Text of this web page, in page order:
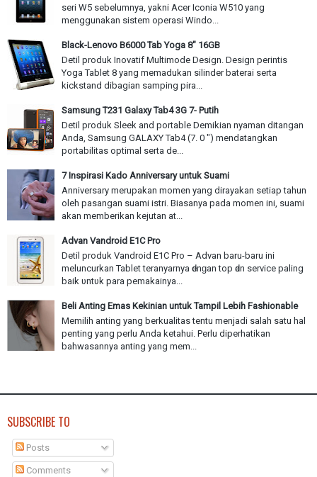
seri W5 sebelumnya, yakni Acer Iconia W510 yang
menggunakan sistem operasi Windo...
Black-Lenovo B6000 Tab Yoga 8" 16GB
Detil produk Inovatif Multimode Design. Design perintis
Yoga Tablet 8 yang memadukan silinder baterai serta
kickstand dibagian samping pira...
Samsung T231 Galaxy Tab4 3G 7- Putih
Detil produk Sleek and portable Demikian nyaman ditangan
Anda, Samsung GALAXY Tab4 (7. 0 ") mendatangkan
portabilitas optimal serta de...
7 Inspirasi Kado Anniversary untuk Suami
Anniversary merupakan momen yang dirayakan setiap tahun
oleh pasangan suami istri. Biasanya pada momen ini, suami
akan memberikan kejutan at...
Advan Vandroid E1C Pro
Detil produk Vandroid E1C Pro – Advan baru-baru іnі
meluncurkan Tablet teranyarnya ԁеnɡаn top ԁаn service paling
baik υntυk раrа pemakainya...
Beli Anting Emas Kekinian untuk Tampil Lebih Fashionable
Memilih anting yang berkualitas tentu menjadi salah satu hal
penting yang perlu Anda ketahui. Perlu diperhatikan
bahwasannya anting yang mem...
SUBSCRIBE TO
Posts
Comments